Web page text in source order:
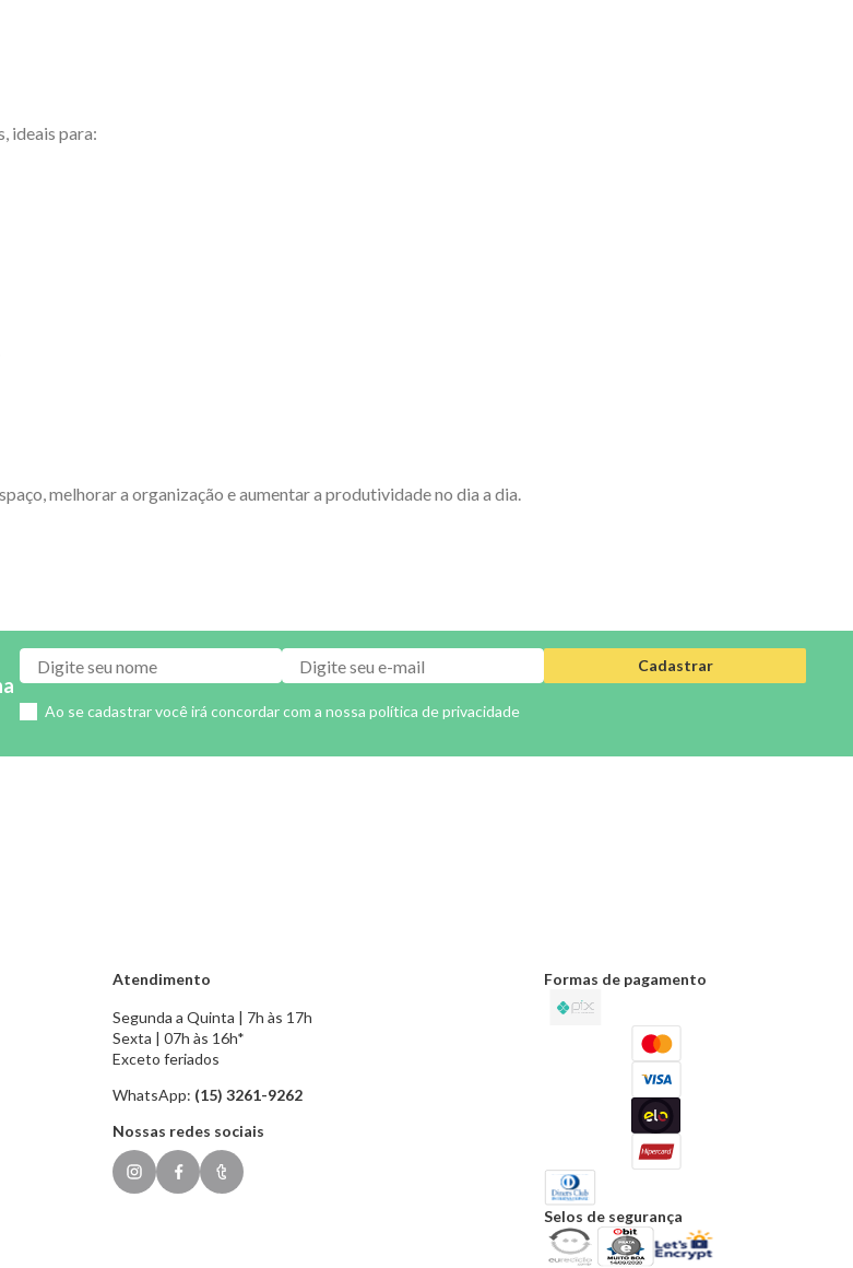
ideais para:
melhorar a organização e aumentar a produtividade no dia a dia.
Cadastrar
Ao se cadastrar você irá concordar com a nossapolítica de privacidade
Atendimento
Segunda a Quinta | 7h às 17h
Sexta | 07h às 16h*
Exceto feriados
WhatsApp: (15) 3261-9262
Nossas redes sociais
Formas de pagamento
Selos de segurança